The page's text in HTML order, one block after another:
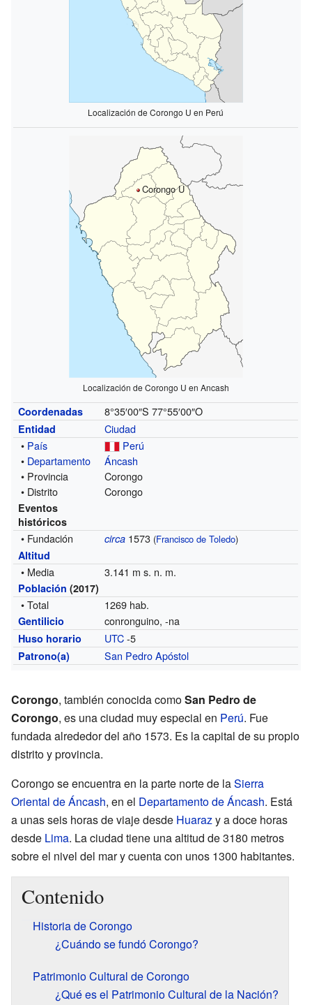
Localización de Corongo U en Perú
Corongo U
Localización de Corongo U en Ancash
Coordenadas 8°35′00″S 77°55′00″O
Entidad
Ciudad
• País
Perú
• Departamento
Áncash
• Provincia
Corongo
• Distrito
Corongo
Eventos
históricos
• Fundación circa 1573 (Francisco de Toledo)
Altitud
• Media 3.141 m s. n. m.
Población (2017)
• Total 1269 hab.
Gentilicio conronguino, -na
Huso horario UTC-5
Patrono(a) San Pedro Apóstol
Corongo, también conocida comoSan Pedro de
Corongo, es una ciudad muy especial en Perú. Fue
fundada alrededor del año 1573. Es la capital de su propio
distrito y provincia.
Corongo se encuentra en la parte norte de laSierra
Oriental de Áncash, en el Departamento de Áncash. Está
a unas seis horas de viaje desde Huarazy a doce horas
desde Lima. La ciudad tiene una altitud de 3180 metros
sobre el nivel del mar y cuenta con unos 1300 habitantes.
Contenido
Historia de Corongo
¿Cuándo se fundó Corongo?
Patrimonio Cultural de Corongo
¿Qué es el Patrimonio Cultural de la Nación?